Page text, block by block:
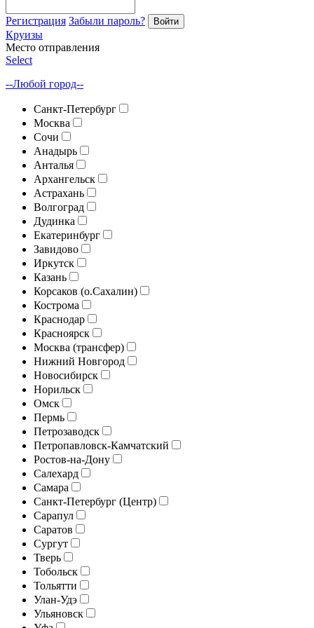
Регистрация Забыли пароль? Войти
Круизы
Место отправления
Select
--Любой город--
Санкт-Петербург
Москва
Сочи
Анадырь
Анталья
Архангельск
Астрахань
Волгоград
Дудинка
Екатеринбург
Завидово
Иркутск
Казань
Корсаков (о.Сахалин)
Кострома
Краснодар
Красноярск
Москва (трансфер)
Нижний Новгород
Новосибирск
Норильск
Омск
Пермь
Петрозаводск
Петропавловск-Камчатский
Ростов-на-Дону
Салехард
Самара
Санкт-Петербург (Центр)
Сарапул
Саратов
Сургут
Тверь
Тобольск
Тольятти
Улан-Удэ
Ульяновск